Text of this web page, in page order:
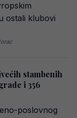
ostali klubovi
stambenih
i 356
poslovnog